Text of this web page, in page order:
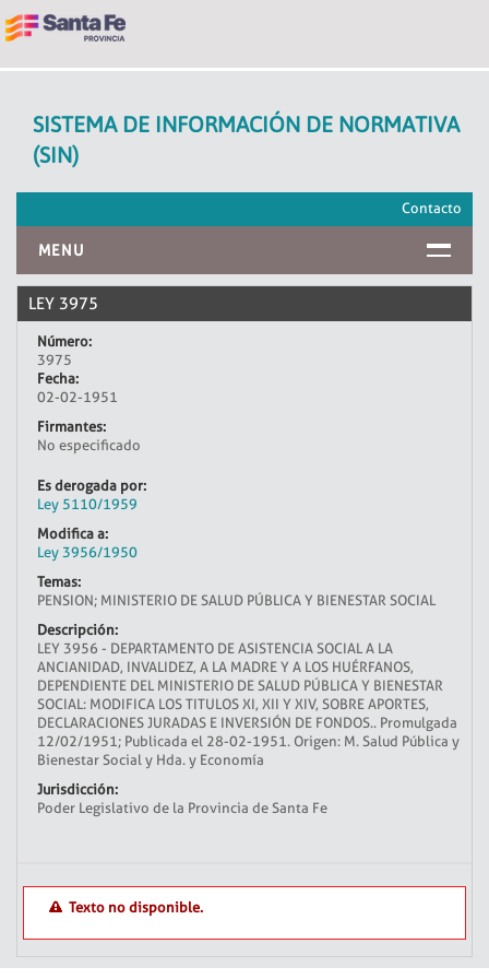
SISTEMA DE INFORMACIÓN DE NORMATIVA
(SIN)
Contacto
MENU
INICIO
LEY 3975
Número:
3975
Fecha:
02-02-1951
Firmantes:
No especificado
Es derogada por:
Ley 5110/1959
Modifica a:
Ley 3956/1950
Temas:
PENSION; MINISTERIO DE SALUD PÚBLICA Y BIENESTAR SOCIAL
Descripción:
LEY 3956 - DEPARTAMENTO DE ASISTENCIA SOCIAL A LA
ANCIANIDAD, INVALIDEZ, A LA MADRE Y A LOS HUÉRFANOS,
DEPENDIENTE DEL MINISTERIO DE SALUD PÚBLICA Y BIENESTAR
SOCIAL: MODIFICA LOS TITULOS XI, XII Y XIV, SOBRE APORTES,
DECLARACIONES JURADAS E INVERSIÓN DE FONDOS.. Promulgada
12/02/1951; Publicada el 28-02-1951. Origen: M. Salud Pública y
Bienestar Social y Hda. y Economía
Jurisdicción:
Poder Legislativo de la Provincia de Santa Fe
Texto no disponible.